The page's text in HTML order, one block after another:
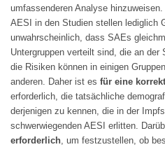
umfassenderen Analyse
AESI in den Studien stellen lediglich
unwahrscheinlich, dass SAEs
Untergruppen verteilt sind, die an der
die Risiken können in einigen
anderen. Daher ist es für eine
erforderlich, die tatsächliche
derjenigen zu kennen, die in der
schwerwiegenden AESI erlitten.
erforderlich, um festzustellen, ob